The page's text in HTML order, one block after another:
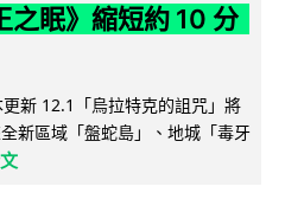
之眠》縮短約 10 分
新 12.1「烏拉特克的詛咒」將
新區域「盤蛇島」、地城「毒牙